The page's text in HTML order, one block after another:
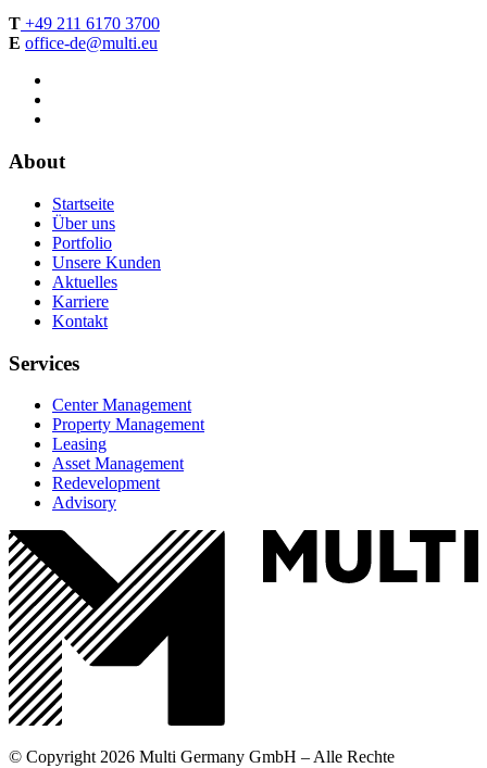
T +49 211 6170 3700
E office-de@multi.eu
About
Startseite
Über uns
Portfolio
Unsere Kunden
Aktuelles
Karriere
Kontakt
Services
Center Management
Property Management
Leasing
Asset Management
Redevelopment
Advisory
© Copyright 2026 Multi Germany GmbH – Alle Rechte